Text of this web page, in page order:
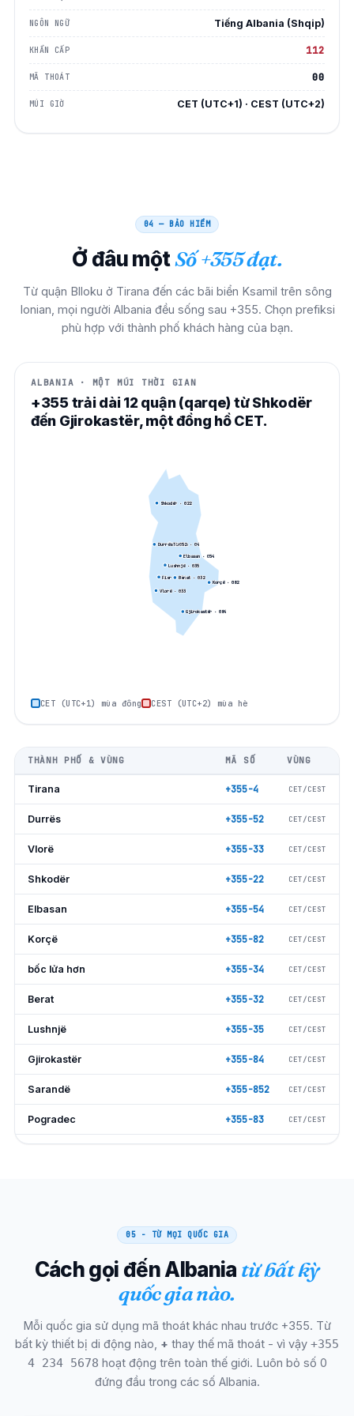
NGÔN NGỮ Tiếng Albania (Shqip)
KHẨN CẤP 112
MÃ THOÁT 00
MÚI GIỜ CET (UTC+1) · CEST (UTC+2)
04 — BẢO HIỂM
Ở đâu mộtSố +355 đạt.
Từ quận Blloku ở Tirana đến các bãi biển Ksamil trên sông
Ionian, mọi người Albania đều sống sau +355. Chọn prefiksi
phù hợp với thành phố khách hàng của bạn.
ALBANIA · MỘT MÚI THỜI GIAN
+355 trải dài 12 quận (qarqe) từ Shkodër
đến Gjirokastër, một đồng hồ CET.
Tirana· 04
Durrës· 052
Vlorë· 033
Shkodër· 022
Elbasan· 054
Korçë· 082
Fier· 034
Berat· 032
Lushnjë· 035
Gjirokastër · 084
CET (UTC+1) mùa đông CEST (UTC+2) mùa hè
THÀNH PHỐ & VÙNG MÃ SỐ VÙNG
Tirana +355-4 CET/CEST
Durrës +355-52 CET/CEST
Vlorë +355-33 CET/CEST
Shkodër +355-22 CET/CEST
Elbasan +355-54 CET/CEST
Korçë +355-82 CET/CEST
bốc lửa hơn +355-34 CET/CEST
Berat +355-32 CET/CEST
Lushnjë +355-35 CET/CEST
Gjirokastër +355-84 CET/CEST
Sarandë +355-852 CET/CEST
Pogradec +355-83 CET/CEST
+355-218
thùng +355-217 CET/CEST
+355-511
Gramsh +355-513 CET/CEST
Përmet +355-813 CET/CEST
Ksamil (Riviera) +355-852
05 - TỪ MỌI QUỐC GIA
Cách gọi đến Albania từ bất kỳ
quốc gia nào.
Mỗi quốc gia sử dụng mã thoát khác nhau trước +355. Từ
bất kỳ thiết bị di động nào, + thay thế mã thoát - vì vậy +355
4 234 5678 hoạt động trên toàn thế giới. Luôn bỏ số 0
đứng đầu trong các số Albania.